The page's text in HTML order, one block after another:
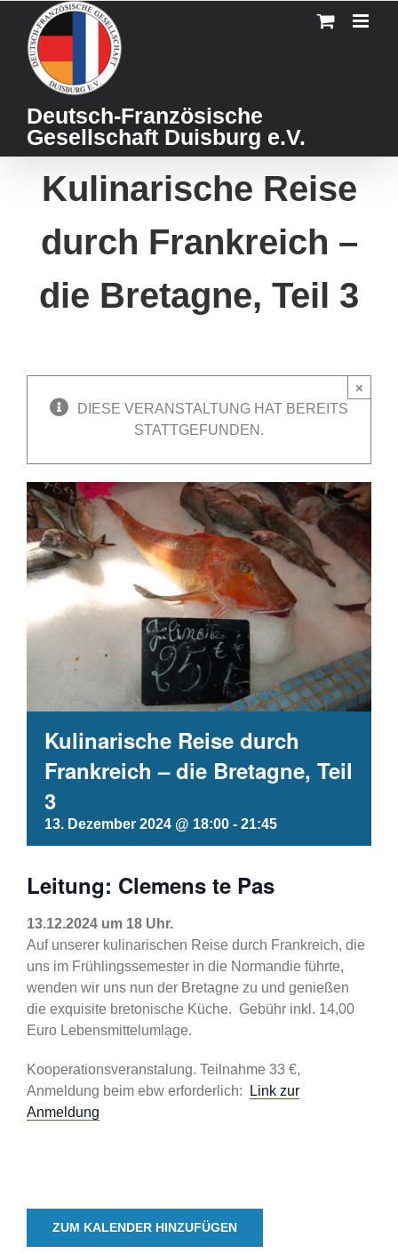
content
Deutsch-Französische
Gesellschaft Duisburg e.V.
Kulinarische Reise
durch Frankreich –
die Bretagne, Teil 3
DIESE VERANSTALTUNG HAT BEREITS
STATTGEFUNDEN.
×
Kulinarische Reise durch
Frankreich – die Bretagne, Teil
3
13. Dezember 2024 @ 18:00 - 21:45
Leitung: Clemens te Pas
13.12.2024 um 18 Uhr.
Auf unserer kulinarischen Reise durch Frankreich, die
uns im Frühlingssemester in die Normandie führte,
wenden wir uns nun der Bretagne zu und genießen
die exquisite bretonische Küche. Gebühr inkl. 14,00
Euro Lebensmittelumlage.
Kooperationsveranstalung. Teilnahme 33 €,
Anmeldung beim ebw erforderlich:
Link zur
Anmeldung
ZUM KALENDER HINZUFÜGEN